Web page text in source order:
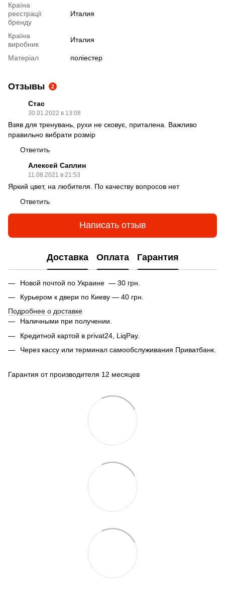
Країна
реєстрації
бренду
Италия
Країна
виробник
Италия
Матеріал поліестер
Отзывы 2
Стас
30.01.2022 в 13:08
Взяв для тренувань, рухи не сковує, приталена. Важливо
правильно вибрати розмір
Ответить
Алексей Саплин
11.08.2021 в 21:53
Яркий цвет, на любителя. По качеству вопросов нет
Ответить
Написать отзыв
Доставка Оплата Гарантия
Новой почтой по Украине — 30 грн.
Курьером к двери по Киеву — 40 грн.
Подробнее о доставке
Наличными при получении.
Кредитной картой в privat24, LiqPay.
Через кассу или терминал самообслуживания Приватбанк.
Гарантия от производителя 12 месяцев